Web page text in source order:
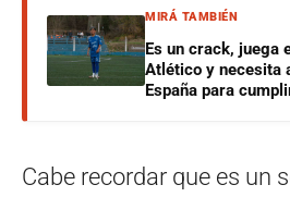
MIRÁ TAMBIÉN
Es un crack, juega
Atlético y necesita
España para
Cabe recordar que es un